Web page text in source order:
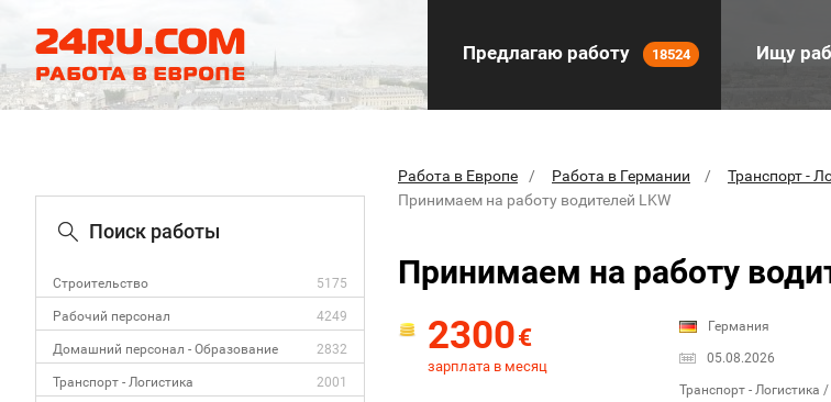
Предлагаю работу 18524 Ищу
Поиск работы
Строительство 5175
Рабочий персонал 4249
Домашний персонал - Образование 2832
Транспорт - Логистика 2001
Работа в Европе Работа в Германии Транспорт -
Принимаем на работу водителей LKW
Принимаем на работу
2300€
зарплата в месяц
Германия
05.08.2026
Транспорт - Логистика